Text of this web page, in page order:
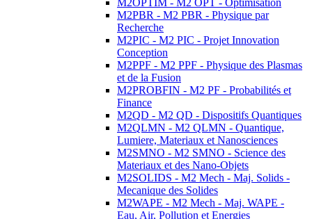
M2OPTIM - M2 OPT - Optimisation
M2PBR - M2 PBR - Physique par
Recherche
M2PIC - M2 PIC - Projet Innovation
Conception
M2PPF - M2 PPF - Physique des Plasmas
et de la Fusion
M2PROBFIN - M2 PF - Probabilités et
Finance
M2QD - M2 QD - Dispositifs Quantiques
M2QLMN - M2 QLMN - Quantique,
Lumiere, Materiaux et Nanosciences
M2SMNO - M2 SMNO - Science des
Materiaux et des Nano-Objets
M2SOLIDS - M2 Mech - Maj. Solids -
Mecanique des Solides
M2WAPE - M2 Mech - Maj. WAPE -
Eau, Air, Pollution et Energies